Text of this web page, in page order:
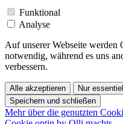
Funktional
Analyse
Auf unserer Webseite werden
notwendig, während es uns
verbessern.
Alle akzeptieren
Nur
Speichern und schließen
Mehr über die genutzten